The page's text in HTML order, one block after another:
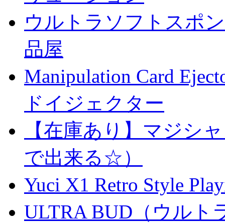
ウルトラソフトスポ
品屋
Manipulation Card
ドイジェクター
【在庫あり】マジシ
で出来る☆）
Yuci X1 Retro Style
ULTRA BUD（ウルト